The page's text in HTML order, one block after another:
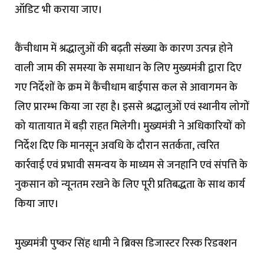
ऑडिट भी कराया जाए।
कैंचीधाम में श्रद्धालुओं की बढ़ती संख्या के कारण उत्पन्न होने
वाली जाम की समस्या के समाधान के लिए मुख्यमंत्री द्वारा दिए
गए निर्देशों के क्रम में कैंचीधाम बाईपास कल से आवागमन के
लिए प्रारम्भ किया जा रहा है। इससे श्रद्धालुओं एवं स्थानीय लोगों
को यातायात में बड़ी राहत मिलेगी। मुख्यमंत्री ने अधिकारियों को
निर्देश दिए कि मानसून अवधि के दौरान सतर्कता, त्वरित
कार्रवाई एवं प्रभावी समन्वय के माध्यम से जनहानि एवं संपत्ति के
नुकसान को न्यूनतम रखने के लिए पूरी प्रतिबद्धता के साथ कार्य
किया जाए।
मुख्यमंत्री पुष्कर सिंह धामी ने ब्रिक्स डिजास्टर रिस्क रिडक्शन